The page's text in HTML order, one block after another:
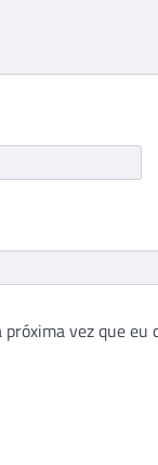
vez que eu